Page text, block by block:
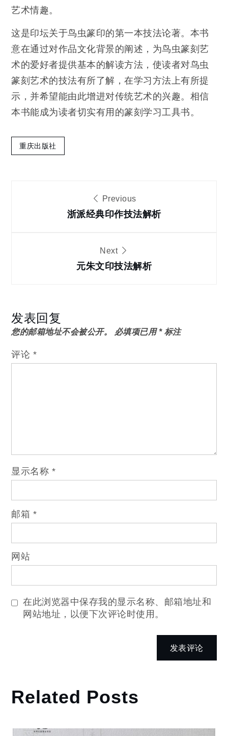
艺术情趣。
这是印坛关于鸟虫篆印的第一本技法论著。本书
意在通过对作品文化背景的阐述，为鸟虫篆刻艺
术的爱好者提供基本的解读方法，使读者对鸟虫
篆刻艺术的技法有所了解，在学习方法上有所提
示，并希望能由此增进对传统艺术的兴趣。相信
本书能成为读者切实有用的篆刻学习工具书。
重庆出版社
Previous
浙派经典印作技法解析
Next
元朱文印技法解析
发表回复
您的邮箱地址不会被公开。 必填项已用*标注
评论 *
显示名称 *
邮箱 *
网站
在此浏览器中保存我的显示名称、邮箱地址和
网站地址，以便下次评论时使用。
Related Posts